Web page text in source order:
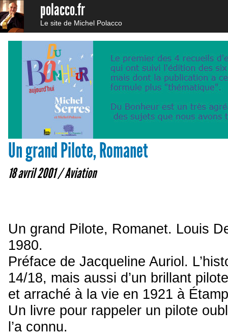
polacco.fr
Le site de Michel Polacco
Un grand Pilote, Romanet
18 avril 2001 /Aviation
Un grand Pilote, Romanet. Louis
1980.
Préface de Jacqueline Auriol.
14/18, mais aussi d’un brillant
et arraché à la vie en 1921 à
Un livre pour rappeler un pilote
l’a connu.